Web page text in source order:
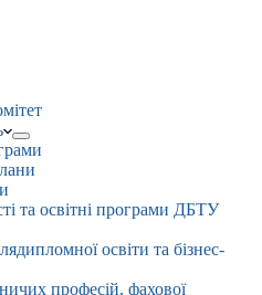
та освітні програми ДБТУ
освіти та бізнес-
професій, фахової